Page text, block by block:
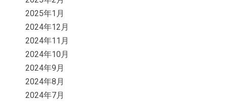
2025年1月
2024年12月
2024年11月
2024年10月
2024年9月
2024年8月
2024年7月